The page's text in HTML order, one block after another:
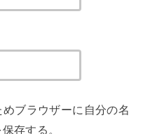
ブラウザーに自分の名
存する。